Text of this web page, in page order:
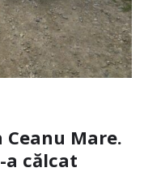
Ceanu Mare.
a călcat